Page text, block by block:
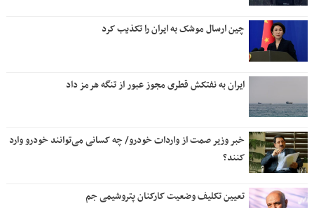
چین ارسال موشک به ایران را تکذیب کرد
ایران به نفتکش قطری مجوز عبور از تنگه هرمز داد
خبر وزیر صمت از واردات خودرو/ چه کسانی می‌توانند خودرو وارد
کنند؟
تعیین تکلیف وضعیت کارکنان پتروشیمی جم